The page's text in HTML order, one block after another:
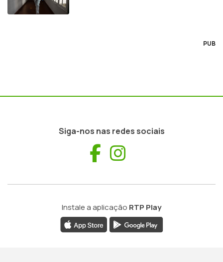
PUB
Siga-nos nas redes sociais
Facebook
Instale a aplicação RTP Play